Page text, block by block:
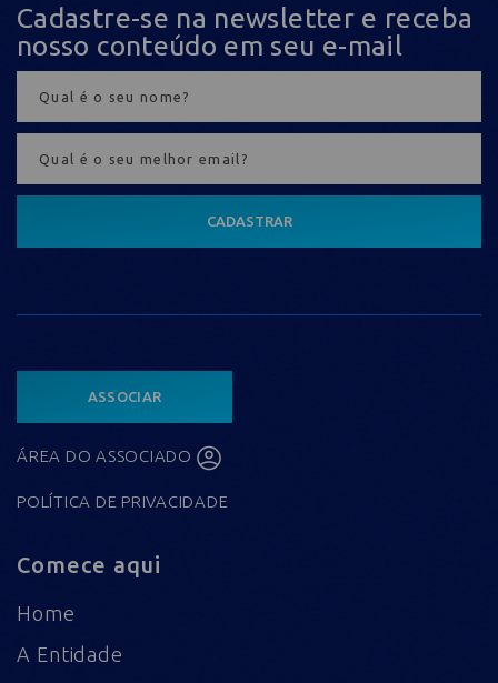
Cadastre-se na newsletter e receba
nosso conteúdo em seu e-mail
CADASTRAR
ASSOCIAR
ÁREA DO ASSOCIADO
POLÍTICA DE PRIVACIDADE
Comece aqui
Home
A Entidade